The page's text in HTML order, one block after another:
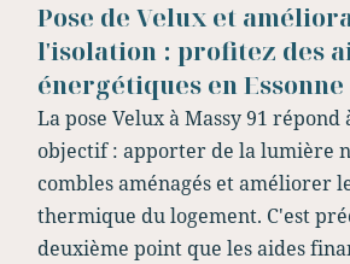
Pose de Velux et
l'isolation : profitez des
énergétiques en Essonne
La pose Velux à Massy 91 répond
objectif : apporter de la lumière
combles aménagés et améliorer
thermique du logement. C'est
deuxième point que les aides